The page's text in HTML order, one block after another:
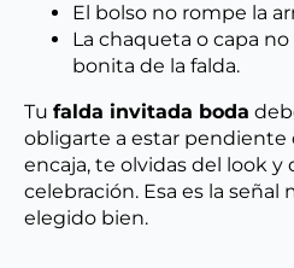
El bolso no rompe la
La chaqueta o capa
bonita de la falda.
Tu falda invitada boda
obligarte a estar pendiente
encaja, te olvidas del look y
celebración. Esa es la señal
elegido bien.